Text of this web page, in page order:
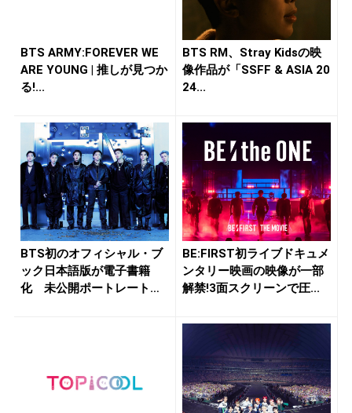
BTS ARMY:FOREVER WE
ARE YOUNG | 推しが見つか
る!...
BTS RM、Stray Kidsの映
像作品が「SSFF & ASIA 20
24...
BTS初のオフィシャル・ブ
ック日本語版が電子書籍
化 未公開ポートレートや
BE:FIRST初ライブドキュメ
ンタリー映画の映像が一部
解禁!3面スクリーンで圧...